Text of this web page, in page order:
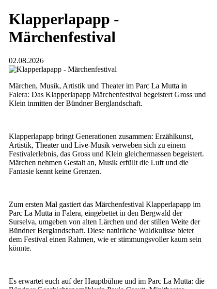
Klapperlapapp -
Märchenfestival
02.08.2026
Märchen, Musik, Artistik und Theater im Parc La Mutta in
Falera: Das Klapperlapapp Märchenfestival begeistert Gross und
Klein inmitten der Bündner Berglandschaft.
Klapperlapapp bringt Generationen zusammen: Erzählkunst,
Artistik, Theater und Live-Musik verweben sich zu einem
Festivalerlebnis, das Gross und Klein gleichermassen begeistert.
Märchen nehmen Gestalt an, Musik erfüllt die Luft und die
Fantasie kennt keine Grenzen.
Zum ersten Mal gastiert das Märchenfestival Klapperlapapp im
Parc La Mutta in Falera, eingebettet in den Bergwald der
Surselva, umgeben von alten Lärchen und der stillen Weite der
Bündner Berglandschaft. Diese natürliche Waldkulisse bietet
dem Festival einen Rahmen, wie er stimmungsvoller kaum sein
könnte.
Es erwartet euch auf der Hauptbühne und im Parc La Mutta: die